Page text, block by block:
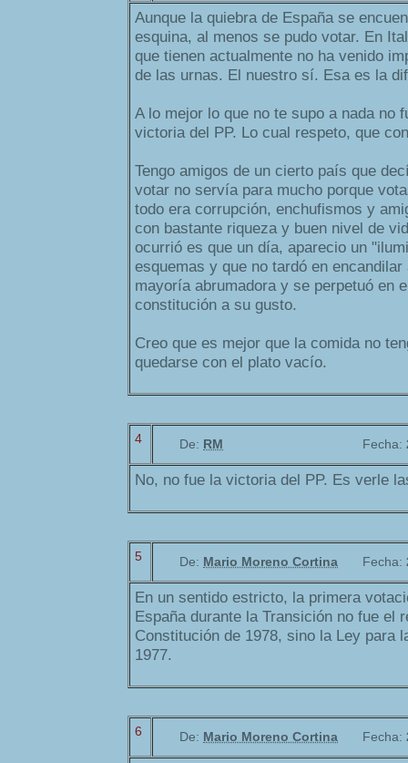
Aunque la quiebra de España se
esquina, al menos se pudo votar. En
que tienen actualmente no ha venido
de las urnas. El nuestro sí. Esa es la
A lo mejor lo que no te supo a nada no
victoria del PP. Lo cual respeto, que
Tengo amigos de un cierto país que
votar no servía para mucho porque
todo era corrupción, enchufismos y
con bastante riqueza y buen nivel de
ocurrió es que un día, aparecio un
esquemas y que no tardó en
mayoría abrumadora y se perpetuó en
constitución a su gusto.
Creo que es mejor que la comida no
quedarse con el plato vacío.
4 De: RM Fecha:
No, no fue la victoria del PP. Es verle
5 De: Mario Moreno Cortina Fecha:
En un sentido estricto, la primera
España durante la Transición no fue el
Constitución de 1978, sino la Ley para
1977.
6 De: Mario Moreno Cortina Fecha: